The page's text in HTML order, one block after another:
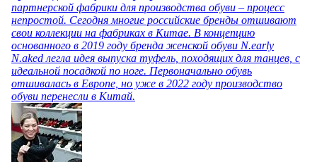
партнерской фабрики для производства обуви – процесс
непростой. Сегодня многие российские бренды отшивают
свои коллекции на фабриках в Китае. В концепцию
основанного в 2019 году бренда женской обуви N.early
N.aked легла идея выпуска туфель, походящих для танцев, с
идеальной посадкой по ноге. Первоначально обувь
отшивалась в Европе, но уже в 2022 году производство
обуви перенесли в Китай.